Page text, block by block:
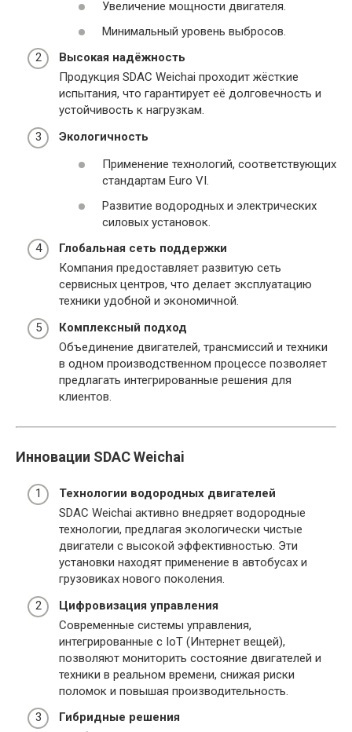
Увеличение мощности двигателя.
Минимальный уровень выбросов.
Высокая надёжность
Продукция SDAC Weichai проходит жёсткие
испытания, что гарантирует её долговечность и
устойчивость к нагрузкам.
Экологичность
Применение технологий, соответствующих
стандартам Euro VI.
Развитие водородных и электрических
силовых установок.
Глобальная сеть поддержки
Компания предоставляет развитую сеть
сервисных центров, что делает эксплуатацию
техники удобной и экономичной.
Комплексный подход
Объединение двигателей, трансмиссий и техники
в одном производственном процессе позволяет
предлагать интегрированные решения для
клиентов.
Инновации SDAC Weichai
Технологии водородных двигателей
SDAC Weichai активно внедряет водородные
технологии, предлагая экологически чистые
двигатели с высокой эффективностью. Эти
установки находят применение в автобусах и
грузовиках нового поколения.
Цифровизация управления
Современные системы управления,
интегрированные с IoT (Интернет вещей),
позволяют мониторить состояние двигателей и
техники в реальном времени, снижая риски
поломок и повышая производительность.
Гибридные решения